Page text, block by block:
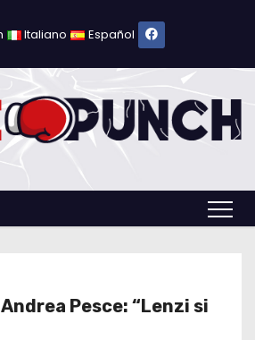
Italiano Español
Pesce: “Lenzi si